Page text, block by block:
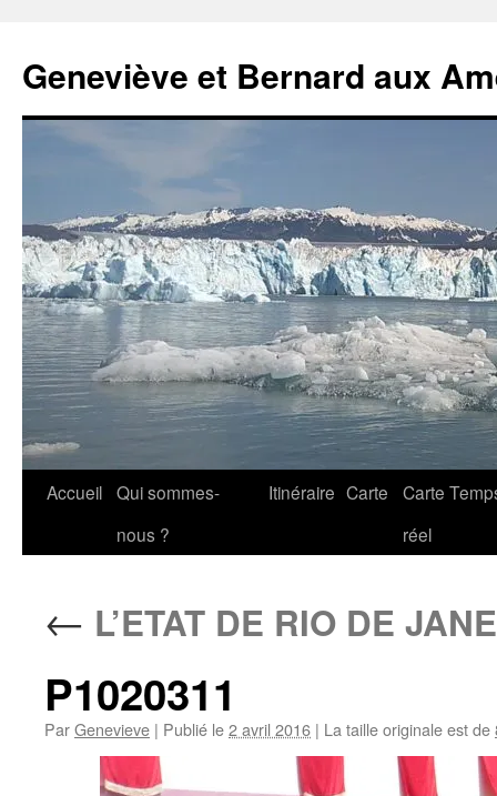
Geneviève et Bernard aux
Aller
Accueil Qui sommes-
nous ?
Itinéraire Carte
Carte
réel
← L’ETAT DE RIO DE
P1020311
ParGenevieve | Publié le2 avril 2016 | La taille originale est de